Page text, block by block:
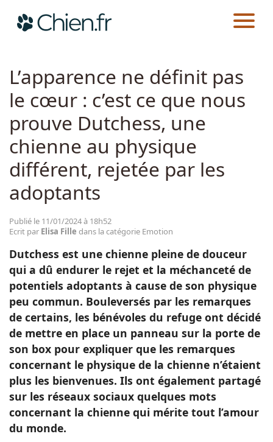
Races
Guides
CHIEN.FR ACTUALITÉS
L’apparence ne définit pas
le cœur : c’est ce que nous
prouve Dutchess, une
chienne au physique
différent, rejetée par les
adoptants
Publié le 11/01/2024 à 18h52
Ecrit par Elisa Fille dans la catégorie Emotion
Dutchess est une chienne pleine de douceur
qui a dû endurer le rejet et la méchanceté de
potentiels adoptants à cause de son physique
peu commun. Bouleversés par les remarques
de certains, les bénévoles du refuge ont décidé
de mettre en place un panneau sur la porte de
son box pour expliquer que les remarques
concernant le physique de la chienne n’étaient
plus les bienvenues. Ils ont également partagé
sur les réseaux sociaux quelques mots
concernant la chienne qui mérite tout l’amour
du monde.